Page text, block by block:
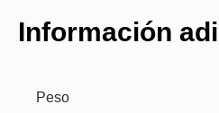
Información
Peso